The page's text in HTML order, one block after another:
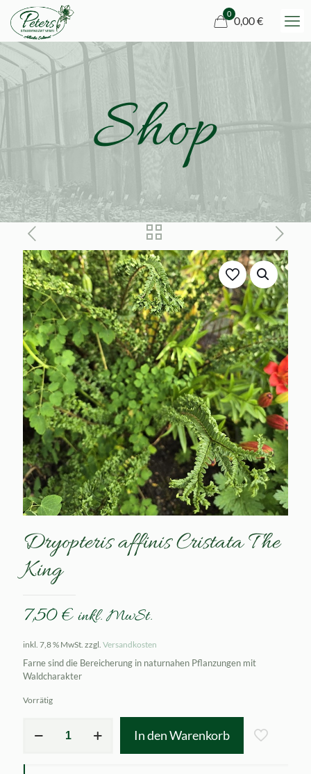
0
0,00 €
Shop
Dryopteris affinis Cristata The
King
7,50€ inkl. MwSt.
inkl. 7,8 % MwSt. zzgl. Versandkosten
Farne sind die Bereicherung in naturnahen Pflanzungen mit
Waldcharakter
Vorrätig
affinis
The
In den Warenkorb